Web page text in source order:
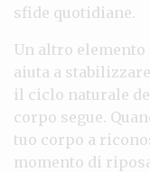
sfide quotidiane.
Un altro
aiuta a
il ciclo naturale
corpo segue.
tuo corpo a
momento di